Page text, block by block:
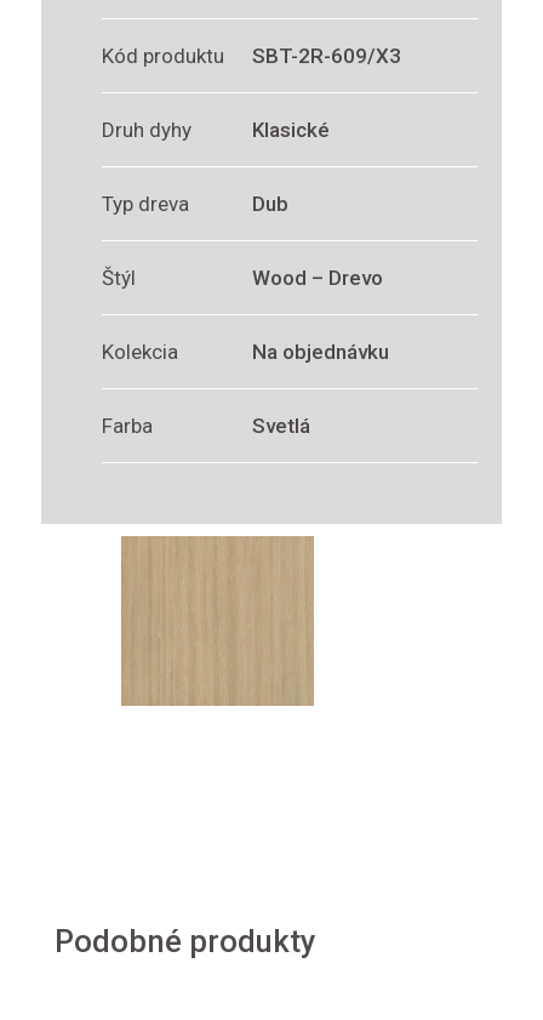
Kód produktu SBT-2R-609/X3
Druh dyhy Klasické
Typ dreva Dub
Štýl Wood – Drevo
Kolekcia Na objednávku
Farba Svetlá
Podobné produkty